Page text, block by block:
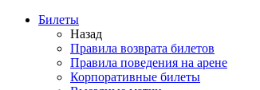
Билеты
Назад
Правила возврата билетов
Правила поведения на арене
Корпоративные билеты